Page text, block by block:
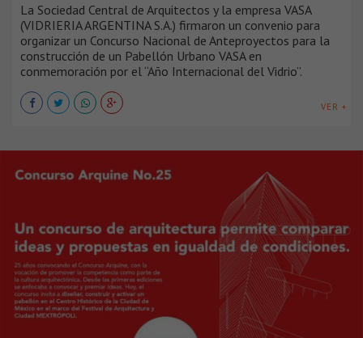
La Sociedad Central de Arquitectos y la empresa VASA
(VIDRIERIA ARGENTINA S.A.) firmaron un convenio para
organizar un Concurso Nacional de Anteproyectos para la
construcción de un Pabellón Urbano VASA en
conmemoración por el “Año Internacional del Vidrio”.
VER +